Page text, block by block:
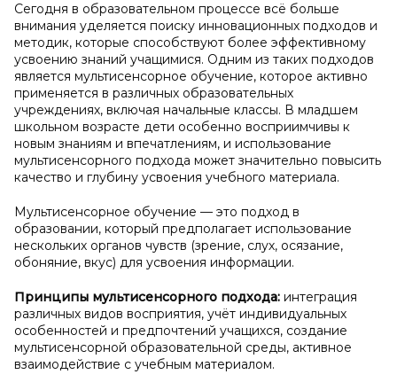
Сегодня в образовательном процессе всё больше
внимания уделяется поиску инновационных подходов и
методик, которые способствуют более эффективному
усвоению знаний учащимися. Одним из таких подходов
является мультисенсорное обучение, которое активно
применяется в различных образовательных
учреждениях, включая начальные классы. В младшем
школьном возрасте дети особенно восприимчивы к
новым знаниям и впечатлениям, и использование
мультисенсорного подхода может значительно повысить
качество и глубину усвоения учебного материала.
Мультисенсорное обучение — это подход в
образовании, который предполагает использование
нескольких органов чувств (зрение, слух, осязание,
обоняние, вкус) для усвоения информации.
Принципы мультисенсорного подхода: интеграция
различных видов восприятия, учёт индивидуальных
особенностей и предпочтений учащихся, создание
мультисенсорной образовательной среды, активное
взаимодействие с учебным материалом.